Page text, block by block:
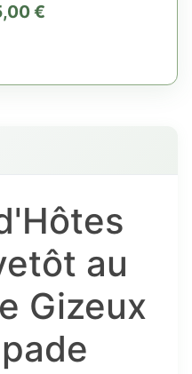
€
au
Gizeux